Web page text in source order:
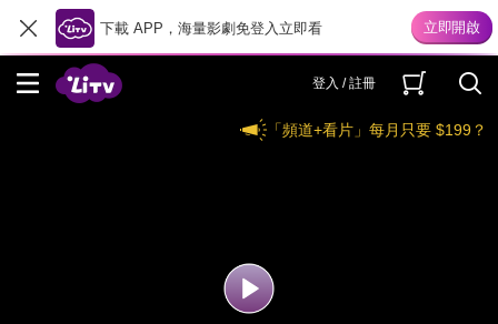
下載 APP，海量影劇免登入立即看
登入 / 註冊
「頻道+看片」每月只要 $199？